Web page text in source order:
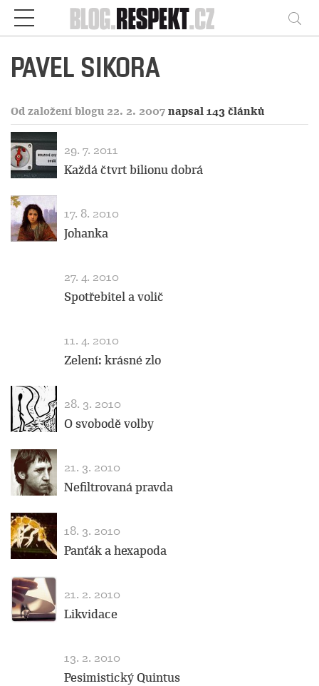
Respekt
PAVEL SIKORA
Od založení blogu 22. 2. 2007 napsal 143 článků
29. 7. 2011
Každá čtvrt bilionu dobrá
17. 8. 2010
Johanka
27. 4. 2010
Spotřebitel a volič
11. 4. 2010
Zelení: krásné zlo
28. 3. 2010
O svobodě volby
21. 3. 2010
Nefiltrovaná pravda
18. 3. 2010
Panťák a hexapoda
21. 2. 2010
Likvidace
13. 2. 2010
Pesimistický Quintus